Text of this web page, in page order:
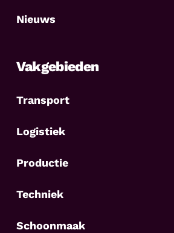
Nieuws
Vakgebieden
Transport
Logistiek
Productie
Techniek
Schoonmaak